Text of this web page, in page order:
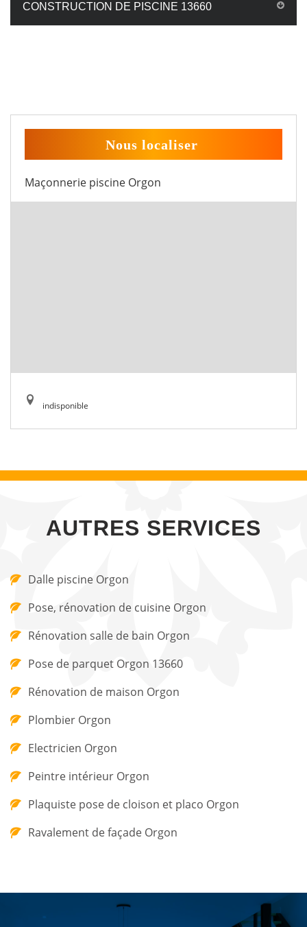
CONSTRUCTION DE PISCINE 13660
Nous localiser
Maçonnerie piscine Orgon
indisponible
AUTRES SERVICES
Dalle piscine Orgon
Pose, rénovation de cuisine Orgon
Rénovation salle de bain Orgon
Pose de parquet Orgon 13660
Rénovation de maison Orgon
Plombier Orgon
Electricien Orgon
Peintre intérieur Orgon
Plaquiste pose de cloison et placo Orgon
Ravalement de façade Orgon